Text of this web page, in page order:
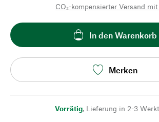
CO₂-kompensierter Versand mit
In den Warenkorb
Merken
Vorrätig, Lieferung in 2-3